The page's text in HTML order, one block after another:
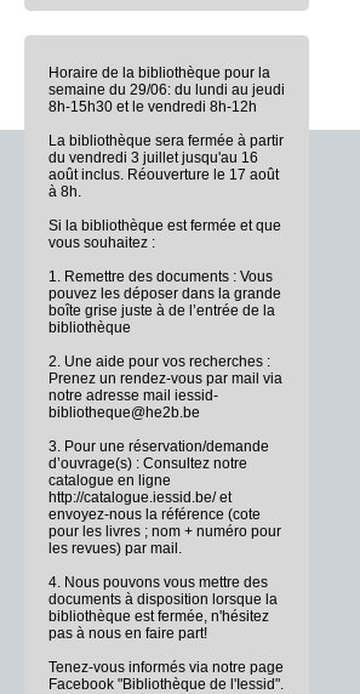
Horaire de la bibliothèque pour la
semaine du 29/06: du lundi au jeudi
8h-15h30 et le vendredi 8h-12h
La bibliothèque sera fermée à partir
du vendredi 3 juillet jusqu'au 16
août inclus. Réouverture le 17 août
à 8h.
Si la bibliothèque est fermée et que
vous souhaitez :
1. Remettre des documents : Vous
pouvez les déposer dans la grande
boîte grise juste à de l’entrée de la
bibliothèque
2. Une aide pour vos recherches :
Prenez un rendez-vous par mail via
notre adresse mail iessid-
bibliotheque@he2b.be
3. Pour une réservation/demande
d’ouvrage(s) : Consultez notre
catalogue en ligne
http://catalogue.iessid.be/ et
envoyez-nous la référence (cote
pour les livres ; nom + numéro pour
les revues) par mail.
4. Nous pouvons vous mettre des
documents à disposition lorsque la
bibliothèque est fermée, n'hésitez
pas à nous en faire part!
Tenez-vous informés via notre page
Facebook "Bibliothèque de l'Iessid".